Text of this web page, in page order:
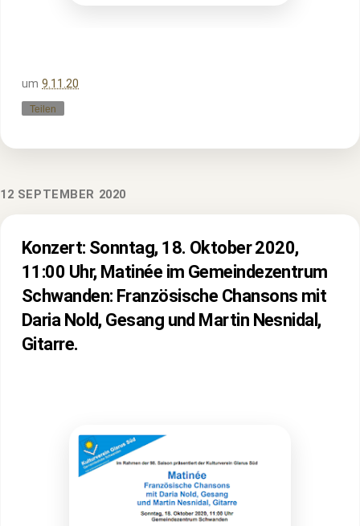
um 9.11.20
Teilen
12 SEPTEMBER 2020
Konzert: Sonntag, 18. Oktober 2020,
11:00 Uhr, Matinée im Gemeindezentrum
Schwanden: Französische Chansons mit
Daria Nold, Gesang und Martin Nesnidal,
Gitarre.